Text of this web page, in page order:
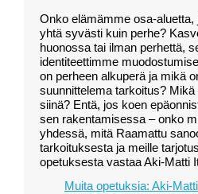
Onko elämämme osa-
yhtä syvästi kuin perhe?
huonossa tai ilman perhettä,
identiteettimme
on perheen alkuperä ja mikä
suunnittelema tarkoitus?
siinä? Entä, jos koen
sen rakentamisessa – onko
yhdessä, mitä Raamattu
tarkoituksesta ja meille
opetuksesta vastaa Aki-Matti
Muita opetuksia: Aki-